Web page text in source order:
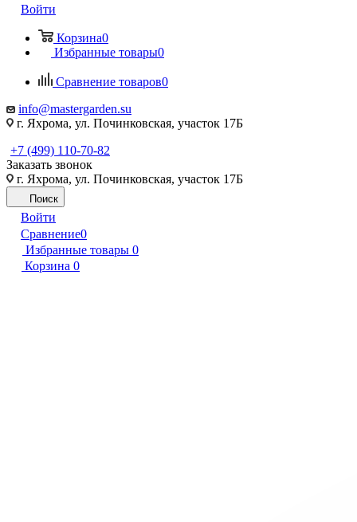
Войти
Корзина0
Избранные товары0
Сравнение товаров0
info@mastergarden.su
г. Яхрома, ул. Починковская, участок 17Б
+7 (499) 110-70-82
Заказать звонок
г. Яхрома, ул. Починковская, участок 17Б
Поиск
Войти
Сравнение0
Избранные товары 0
Корзина 0